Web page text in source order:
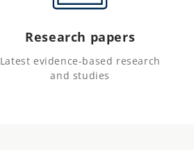
Research papers
Latest evidence-based research
and studies